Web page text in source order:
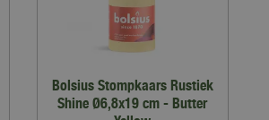
Bolsius Stompkaars Rustiek
Shine Ø6,8x19 cm - Butter